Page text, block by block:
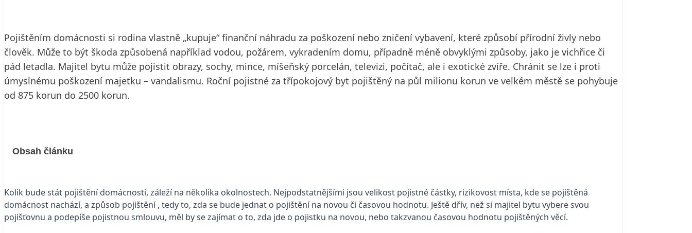
Pojištěním domácnosti si rodina vlastně „kupuje“ finanční náhradu za poškození nebo zničení vybavení, které způsobí přírodní živly nebo
člověk. Může to být škoda způsobená například vodou, požárem, vykradením domu, případně méně obvyklými způsoby, jako je vichřice či
pád letadla. Majitel bytu může pojistit obrazy, sochy, mince, míšeňský porcelán, televizi, počítač, ale i exotické zvíře. Chránit se lze i proti
úmyslnému poškození majetku – vandalismu. Roční pojistné za třípokojový byt pojištěný na půl milionu korun ve velkém městě se pohybuje
od 875 korun do 2500 korun.
Obsah článku
Kolik bude stát pojištění domácnosti, záleží na několika okolnostech. Nejpodstatnějšími jsou velikost pojistné částky, rizikovost místa, kde se pojištěná
domácnost nachází, a způsob pojištění , tedy to, zda se bude jednat o pojištění na novou či časovou hodnotu. Ještě dřív, než si majitel bytu vybere svou
pojišťovnu a podepíše pojistnou smlouvu, měl by se zajímat o to, zda jde o pojistku na novou, nebo takzvanou časovou hodnotu pojištěných věcí.